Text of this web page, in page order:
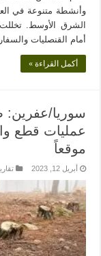
وأنشطة متنوعة في
الشرق الأوسط.
أمام القنصليات
أكمل القراءة »
سوريا/عفرين:
موقعاً
أبريل 12, 2023